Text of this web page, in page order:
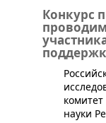
Конкурс
науки